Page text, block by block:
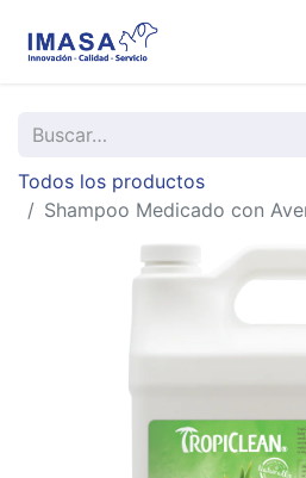
Todos los productos
Shampoo Medicado con